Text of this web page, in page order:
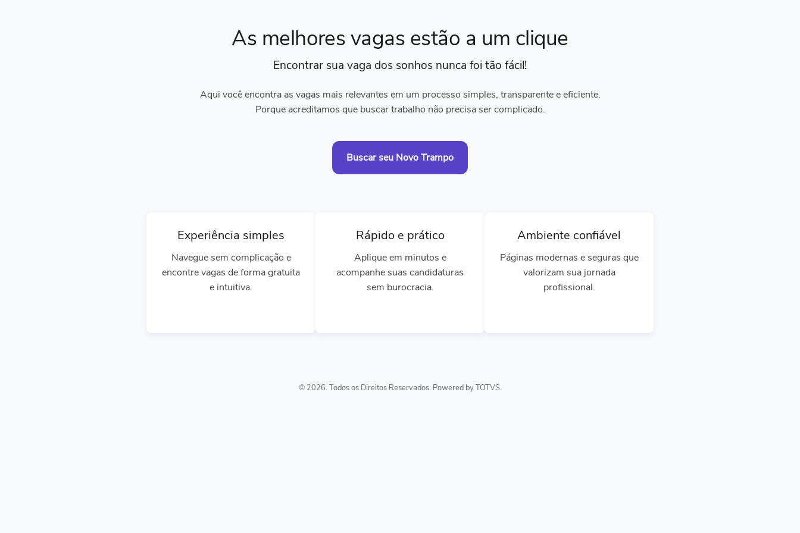
As melhores vagas estão a um clique
Encontrar sua vaga dos sonhos nunca foi tão fácil!
Aqui você encontra as vagas mais relevantes em um processo simples, transparente e eficiente.
Porque acreditamos que buscar trabalho não precisa ser complicado.
Buscar seu Novo Trampo
Experiência simples
Navegue sem complicação e
encontre vagas de forma gratuita
e intuitiva.
Rápido e prático
Aplique em minutos e
acompanhe suas candidaturas
sem burocracia.
Ambiente confiável
Páginas modernas e seguras que
valorizam sua jornada
profissional.
© 2026. Todos os Direitos Reservados. Powered by TOTVS.